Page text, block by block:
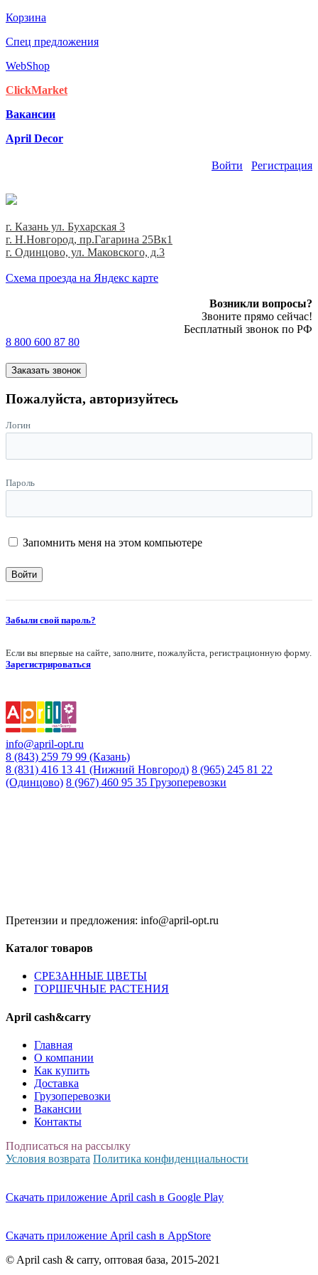
Корзина
Спец предложения
WebShop
ClickMarket
Вакансии
April Decor
Войти Регистрация
г. Казань ул. Бухарская 3
г. Н.Новгород, пр.Гагарина 25Вк1
г. Одинцово, ул. Маковского, д.3
Cхема проезда на Яндекс карте
Возникли вопросы?
Звоните прямо сейчас!
Бесплатный звонок по РФ
8 800 600 87 80
Заказать звонок
Пожалуйста, авторизуйтесь
Логин
Пароль
Запомнить меня на этом компьютере
Забыли свой пароль?
Если вы впервые на сайте, заполните, пожалуйста, регистрационную форму.
Зарегистрироваться
info@april-opt.ru
8 (843) 259 79 99 (Казань)
8 (831) 416 13 41 (Нижний Новгород) 8 (965) 245 81 22
(Одинцово) 8 (967) 460 95 35 Грузоперевозки
Претензии и предложения: info@april-opt.ru
Каталог товаров
CPЕЗАННЫЕ ЦВЕТЫ
ГОРШЕЧНЫЕ РАСТЕНИЯ
April cash&carry
Главная
О компании
Как купить
Доставка
Грузоперевозки
Вакансии
Контакты
Подписаться на рассылку
Условия возврата Политика конфиденциальности
Скачать приложение April cash в Google Play
Скачать приложение April cash в AppStore
© April cash & carry, оптовая база, 2015-2021